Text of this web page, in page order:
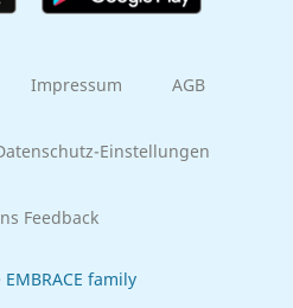
Impressum AGB
Einstellungen
Feedback
EMBRACE family